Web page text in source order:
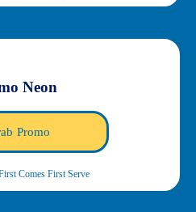
Neon
Promo
Comes First Serve